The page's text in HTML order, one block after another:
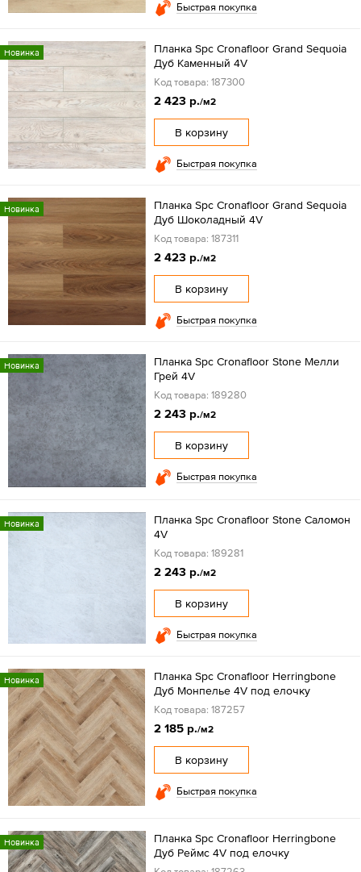
Быстрая покупка
Новинка
Планка Spc Cronafloor Grand Sequoia
Дуб Каменный 4V
Код товара: 187300
2 423 р./м2
В корзину
Быстрая покупка
Новинка
Планка Spc Cronafloor Grand Sequoia
Дуб Шоколадный 4V
Код товара: 187311
2 423 р./м2
В корзину
Быстрая покупка
Новинка
Планка Spc Cronafloor Stone Мелли
Грей 4V
Код товара: 189280
2 243 р./м2
В корзину
Быстрая покупка
Новинка
Планка Spc Cronafloor Stone Саломон
4V
Код товара: 189281
2 243 р./м2
В корзину
Быстрая покупка
Новинка
Планка Spc Cronafloor Herringbone
Дуб Монпелье 4V под елочку
Код товара: 187257
2 185 р./м2
В корзину
Быстрая покупка
Новинка
Планка Spc Cronafloor Herringbone
Дуб Реймс 4V под елочку